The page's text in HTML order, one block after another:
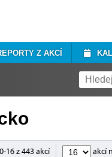
Z AKCÍ
0-16 z 443 akcí akcí